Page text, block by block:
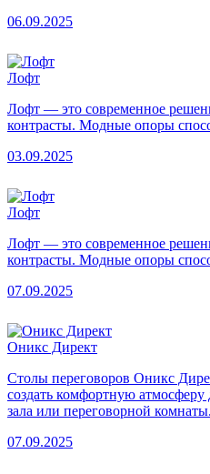
06.09.2025
Лофт
Лофт — это современное
контрасты. Модные опоры
03.09.2025
Лофт
Лофт — это современное
контрасты. Модные опоры
07.09.2025
Оникс Директ
Столы переговоров Оникс
создать комфортную
зала или переговорной
07.09.2025